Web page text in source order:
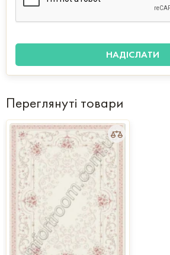
Переглянуті товари